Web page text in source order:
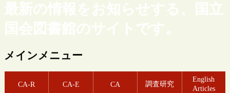
最新の情報をお知らせする、国立
国会図書館のサイトです。
メインメニュー
CA-R CA-E CA 調査研究
English
Articles